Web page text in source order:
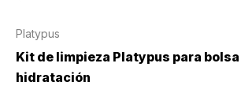
Platypus
Kit de limpieza Platypus para
hidratación